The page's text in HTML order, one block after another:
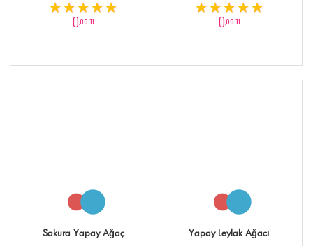
0,00 TL 0,00 TL
Sakura Yapay Ağaç Yapay Leylak Ağacı